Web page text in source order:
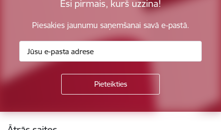
Esi pirmais, kurš uzzina!
Piesakies jaunumu saņemšanai savā e-pastā.
Kājene